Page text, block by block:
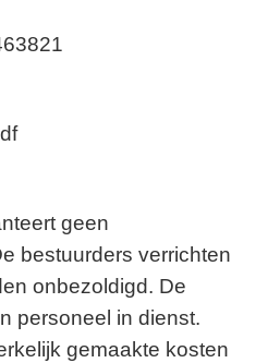
geen
bestuurders verrichten
onbezoldigd. De
personeel in dienst.
gemaakte kosten